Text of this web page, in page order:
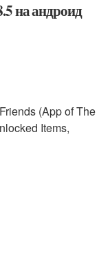
на андроид
(App of The
Items,